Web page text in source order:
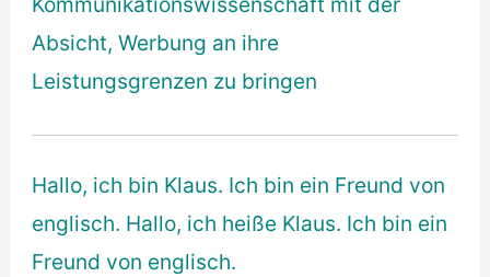
Absicht, Werbung an ihre
Leistungsgrenzen zu bringen
Hallo, ich bin Klaus. Ich bin ein Freund von
englisch. Hallo, ich heiße Klaus. Ich bin ein
Freund von englisch.